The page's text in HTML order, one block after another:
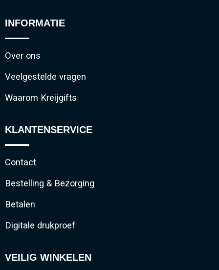
INFORMATIE
Over ons
Veelgestelde vragen
Waarom Kreijgifts
KLANTENSERVICE
Contact
Bestelling & Bezorging
Betalen
Digitale drukproef
VEILIG WINKELEN